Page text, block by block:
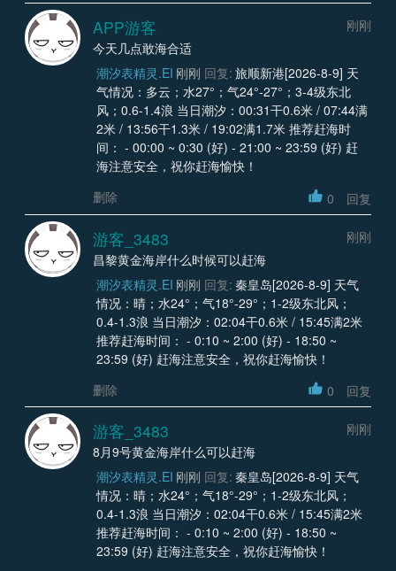
APP游客
刚刚
今天几点敢海合适
潮汐表精灵.EI 刚刚 回复: 旅顺新港[2026-8-9] 天
气情况：多云；水27°；气24°-27°；3-4级东北
风；0.6-1.4浪 当日潮汐：00:31干0.6米 / 07:44满
2米 / 13:56干1.3米 / 19:02满1.7米 推荐赶海时
间： - 00:00 ~ 0:30 (好) - 21:00 ~ 23:59 (好) 赶
海注意安全，祝你赶海愉快！
删除
0 回复
游客_3483
刚刚
昌黎黄金海岸什么时候可以赶海
潮汐表精灵.EI 刚刚 回复: 秦皇岛[2026-8-9] 天气
情况：晴；水24°；气18°-29°；1-2级东北风；
0.4-1.3浪 当日潮汐：02:04干0.6米 / 15:45满2米
推荐赶海时间： - 0:10 ~ 2:00 (好) - 18:50 ~
23:59 (好) 赶海注意安全，祝你赶海愉快！
删除
0 回复
游客_3483
刚刚
8月9号黄金海岸什么可以赶海
潮汐表精灵.EI 刚刚 回复: 秦皇岛[2026-8-9] 天气
情况：晴；水24°；气18°-29°；1-2级东北风；
0.4-1.3浪 当日潮汐：02:04干0.6米 / 15:45满2米
推荐赶海时间： - 0:10 ~ 2:00 (好) - 18:50 ~
23:59 (好) 赶海注意安全，祝你赶海愉快！